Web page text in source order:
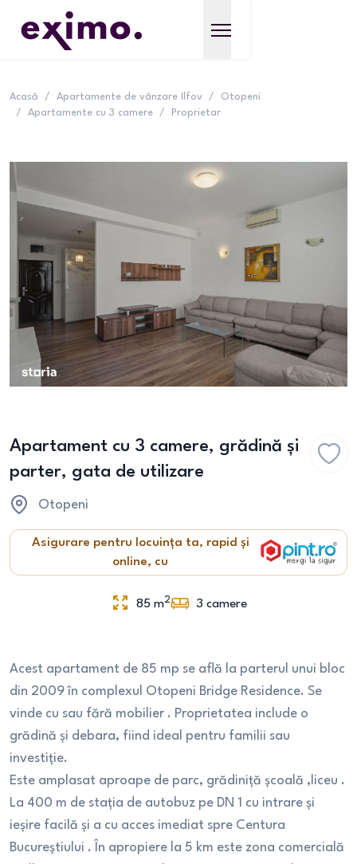
Acasă / Apartamente de vânzare Ilfov /
Otopeni
/
Apartamente cu 3 camere / Proprietar
Apartament cu 3 camere, grădină și
parter, gata de utilizare
Otopeni
Asigurare pentru locuința ta, rapid și
online, cu
85 m2 3 camere
Acest apartament de 85 mp se află la parterul unui bloc
din 2009 în complexul Otopeni Bridge Residence. Se
vinde cu sau fără mobilier . Proprietatea include o
grădină și debara, fiind ideal pentru familii sau
investiție.
Este amplasat aproape de parc, grădiniță școală ,liceu .
La 400 m de stația de autobuz pe DN 1 cu intrare și
ieșire facilă și a cu acces imediat spre Centura
Bucureștiului . În apropiere la 5 km este zona comercială